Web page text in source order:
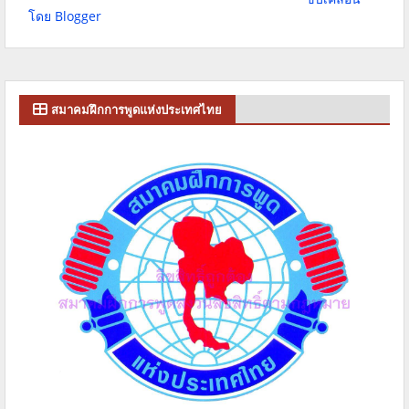
โดย Blogger
สมาคมฝึกการพูดแห่งประเทศไทย